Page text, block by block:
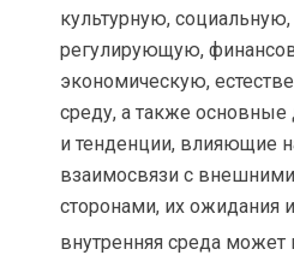
культурную,
регулирующую,
экономическую,
среду, а также
и тенденции, влияющие
взаимосвязи с
сторонами, их ожидания
внутренняя среда может